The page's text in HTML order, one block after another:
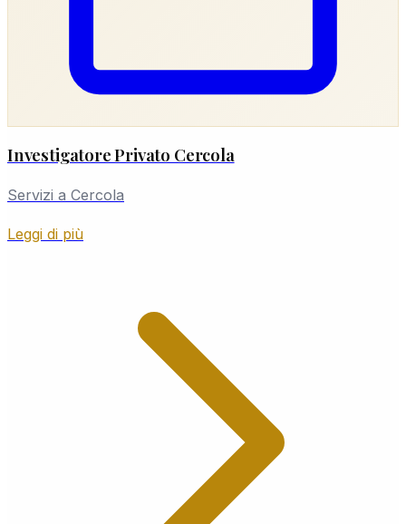
Investigatore Privato Cercola
Servizi a Cercola
Leggi di più